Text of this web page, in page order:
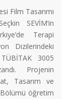
Film Tasarımı
SEVİM’in
Terapi
Dizilerindeki
3005
Projenin
Tasarım ve
Bölümü öğretim